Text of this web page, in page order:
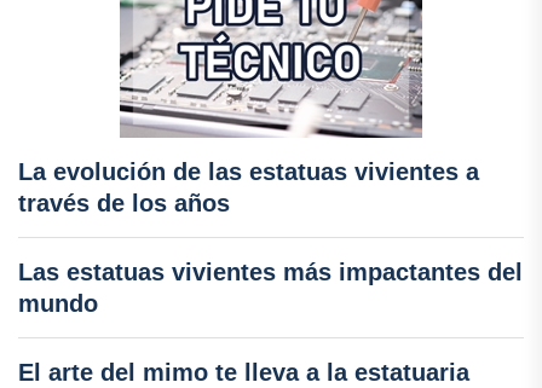
La evolución de las estatuas vivientes a
través de los años
Las estatuas vivientes más impactantes del
mundo
El arte del mimo te lleva a la estatuaria